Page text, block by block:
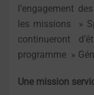
l’engagement
les missions »
continueront
programme »
Une mission